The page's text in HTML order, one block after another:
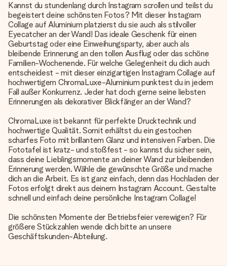
Kannst du stundenlang durch Instagram scrollen und teilst du
begeistert deine schönsten Fotos? Mit dieser Instagram
Collage auf Aluminium platzierst du sie auch als stilvoller
Eyecatcher an der Wand! Das ideale Geschenk für einen
Geburtstag oder eine Einweihungsparty, aber auch als
bleibende Erinnerung an den tollen Ausflug oder das schöne
Familien-Wochenende. Für welche Gelegenheit du dich auch
entscheidest - mit dieser einzigartigen Instagram Collage auf
hochwertigem ChromaLuxe-Aluminium punktest du in jedem
Fall außer Konkurrenz. Jeder hat doch gerne seine liebsten
Erinnerungen als dekorativer Blickfänger an der Wand?
ChromaLuxe ist bekannt für perfekte Drucktechnik und
hochwertige Qualität. Somit erhältst du ein gestochen
scharfes Foto mit brillantem Glanz und intensiven Farben. Die
Fototafel ist kratz- und stoßfest - so kannst du sicher sein,
dass deine Lieblingsmomente an deiner Wand zur bleibenden
Erinnerung werden. Wähle die gewünschte Größe und mache
dich an die Arbeit. Es ist ganz einfach, denn das Hochladen der
Fotos erfolgt direkt aus deinem Instagram Account. Gestalte
schnell und einfach deine persönliche Instagram Collage!
Die schönsten Momente der Betriebsfeier verewigen? Für
größere Stückzahlen wende dich bitte an unsere
Geschäftskunden-Abteilung.